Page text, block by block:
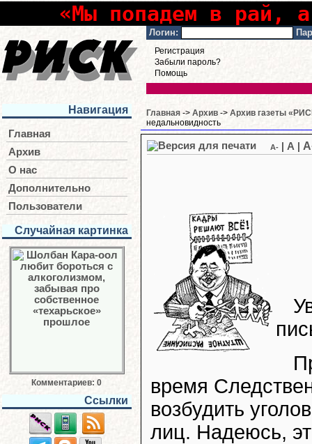
«Мы попадем в рай,
Логин:
Регистрация
Забыли пароль?
Помощь
Навигация
Главная
Архив
О нас
Дополнительно
Пользователи
Случайная картинка
Комментариев: 0
Ссылки
Главная -> Архив -> Архив газеты
недальновидность
A- A
время
возбудить
лиц. Надеюсь,